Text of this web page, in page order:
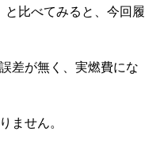
と比べてみると、今回履
差が無く、実燃費にな
ません。